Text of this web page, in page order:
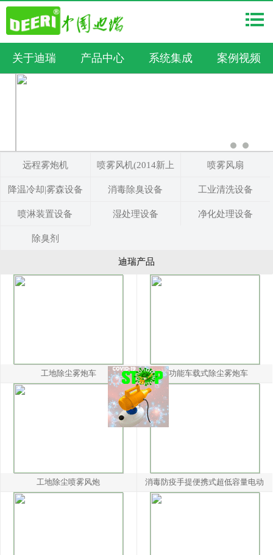
关于迪瑞 产品中心 系统集成 案例视频
远程雾炮机 喷雾风机(2014新上
市)
喷雾风扇
降温冷却|雾森设备 消毒除臭设备 工业清洗设备
喷淋装置设备 湿处理设备 净化处理设备
除臭剂
迪瑞产品
工地除尘雾炮车 多功能车载式除尘雾炮车
工地除尘喷雾风炮 消毒防疫手提便携式超低容量电动